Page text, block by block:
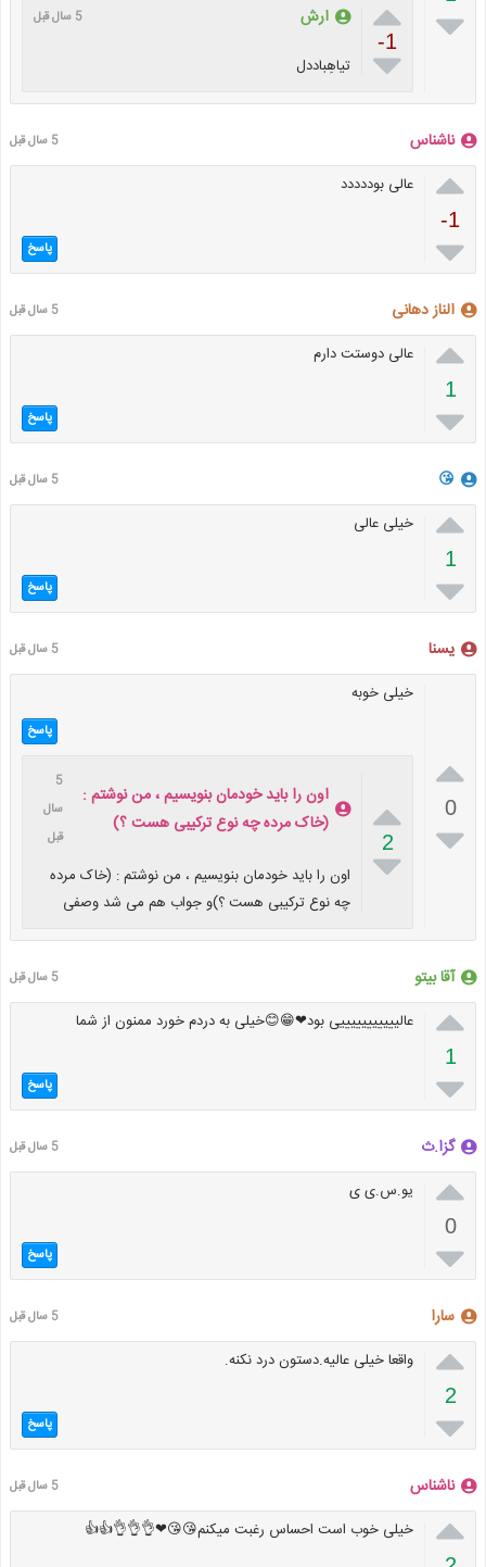


-1

ارش 5 سال قبل
تیاهِباددل
ناشناس 5 سال قبل

-1

عالی بوددددد
پاسخ
الناز دهانی 5 سال قبل

1

عالی دوستت دارم
پاسخ
😘 5 سال قبل

1

خیلی عالی
پاسخ
یسنا 5 سال قبل

0

خیلی خوبه
پاسخ

2

اون را باید خودمان بنویسیم ، من نوشتم :
(خاک مرده چه نوع ترکیبی هست ؟)
5
سال
قبل
اون را باید خودمان بنویسیم ، من نوشتم : (خاک مرده
چه نوع ترکیبی هست ؟)و جواب هم می شد وصفی
آقا بیتو 5 سال قبل

1

عالیییییییییییی بود❤😁😊خیلی به دردم خورد ممنون از شما
پاسخ
گزا.ث 5 سال قبل

0

یو.س.ی ی
پاسخ
سارا 5 سال قبل

2

واقعا خیلی عالیه.دستون درد نکنه.
پاسخ
ناشناس 5 سال قبل
 خیلی خوب است احساس رغبت میکنم😘😘❤👌👌👌👍👍